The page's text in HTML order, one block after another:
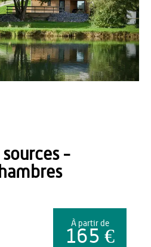
sources -
À partir de
165 €